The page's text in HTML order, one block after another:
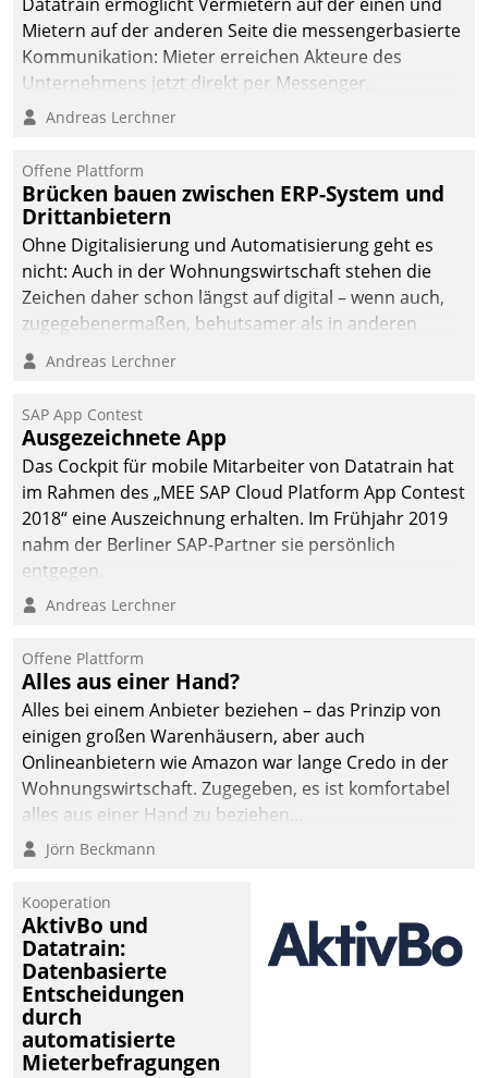
Mietern auf der anderen Seite die messengerbasierte
Kommunikation: Mieter erreichen Akteure des
Unternehmens jetzt direkt per Messenger,
Mitarbeiter oder Dienstleister empfangen oder
Andreas Lerchner
Offene Plattform
Brücken bauen zwischen ERP-System und
Drittanbietern
Ohne Digitalisierung und Automatisierung geht es
nicht: Auch in der Wohnungswirtschaft stehen die
Zeichen daher schon längst auf digital – wenn auch,
zugegebenermaßen, behutsamer als in anderen
Branchen.
Andreas Lerchner
SAP App Contest
Ausgezeichnete App
Das Cockpit für mobile Mitarbeiter von Datatrain hat
im Rahmen des „MEE SAP Cloud Platform App Contest
2018“ eine Auszeichnung erhalten. Im Frühjahr 2019
nahm der Berliner SAP-Partner sie persönlich
entgegen.
Andreas Lerchner
Offene Plattform
Alles aus einer Hand?
Alles bei einem Anbieter beziehen – das Prinzip von
einigen großen Warenhäusern, aber auch
Onlineanbietern wie Amazon war lange Credo in der
Wohnungswirtschaft. Zugegeben, es ist komfortabel
alles aus einer Hand zu beziehen...
Jörn Beckmann
Kooperation
AktivBo und
Datatrain:
Datenbasierte
Entscheidungen
durch
automatisierte
Mieterbefragungen